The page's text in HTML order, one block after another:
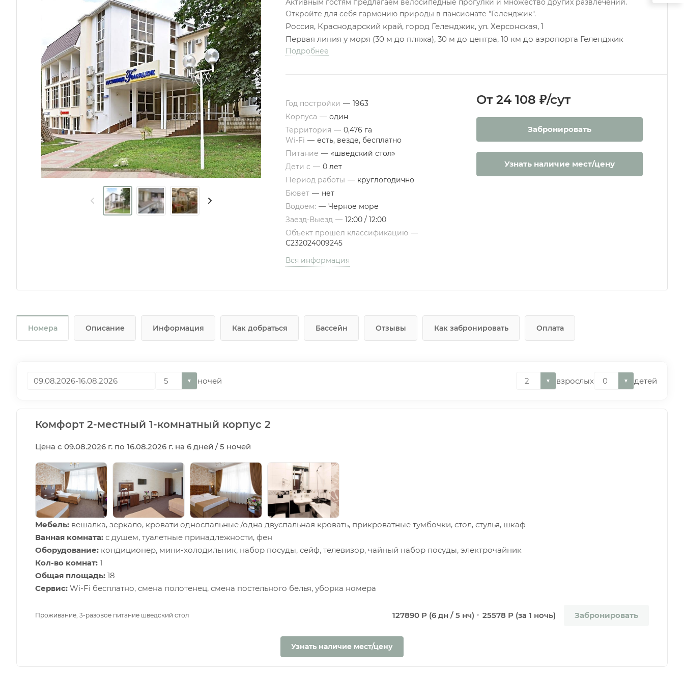
Активным гостям предлагаем велосипедные прогулки и множество других развлечений.
Откройте для себя гармонию природы в пансионате "Геленджик".
Россия, Краснодарский край, город Геленджик, ул. Херсонская, 1
Первая линия у моря (30 м до пляжа), 30 м до центра, 10 км до аэропорта Геленджик
Подробнее
Год постройки — 1963
Корпуса — один
Территория — 0,476 га
Wi-Fi — есть, везде, бесплатно
Питание — «шведский стол»
Дети с — 0 лет
Период работы — круглогодично
Бювет — нет
Водоем: — Черное море
Заезд-Выезд — 12:00 / 12:00
Объект прошел классификацию —
С232024009245
Вся информация
От 24 108 ₽/сут
Забронировать
Узнать наличие мест/цену
Номера Описание Информация Как добраться Бассейн Отзывы Как забронировать Оплата
▼ ночей ▼ взрослых ▼ детей
Комфорт 2-местный 1-комнатный корпус 2
Цена с 09.08.2026 г. по 16.08.2026 г. на 6 дней / 5 ночей
Мебель: вешалка, зеркало, кровати односпальные /одна двуспальная кровать, прикроватные тумбочки, стол, стулья, шкаф
Ванная комната: с душем, туалетные принадлежности, фен
Оборудование: кондиционер, мини-холодильник, набор посуды, сейф, телевизор, чайный набор посуды, электрочайник
Кол-во комнат: 1
Общая площадь: 18
Сервис: Wi-Fi бесплатно, смена полотенец, смена постельного белья, уборка номера
Проживание, 3-разовое питание шведский стол 127890 Р (6 дн / 5 нч) 25578 Р (за 1 ночь) Забронировать
Узнать наличие мест/цену